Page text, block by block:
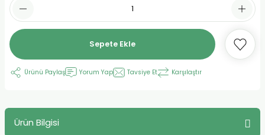
Sepete Ekle
Ürünü Paylaş Yorum Yap Tavsiye Et Karşılaştır
Ürün Bilgisi